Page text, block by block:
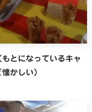
とになっているキャ
かしい）